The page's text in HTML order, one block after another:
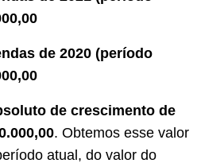
de 2020 (período
de crescimento de
. Obtemos esse valor
atual, do valor do